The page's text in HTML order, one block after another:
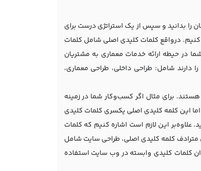
را بدانید و سپس از یک استراتژی درست برای
درواقع کلمات کلیدی اصلی شامل کلمات
در حیطه ارائه خدمات معماری به مشتریان
دارند شامل: طراحی داخلی، طراحی معماری،
برای مثال اگر کسب‌وکار شما در زمینه
این کلمه کلیدی اصلی یکسری کلمات کلیدی
علاوه‌بر این لازم است اشاره کنیم که کلمات
کلمه کلیدی اصلی، طراحی سایت شامل
کلمات کلیدی وابسته در وب سایت استفاده